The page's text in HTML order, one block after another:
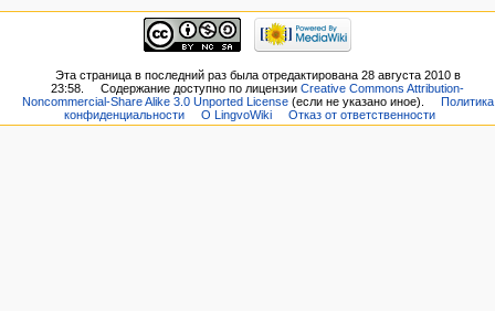
Эта страница в последний раз была отредактирована 28 августа 2010 в
23:58.
Содержание доступно по лицензииCreative Commons Attribution-
Noncommercial-Share Alike 3.0 Unported License(если не указано иное).
Политика
конфиденциальности
О LingvoWiki Отказ от ответственности